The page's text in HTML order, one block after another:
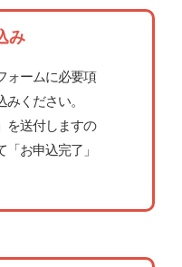
み
ォームに必要項
ください。
を送付しますの
お申込完了」